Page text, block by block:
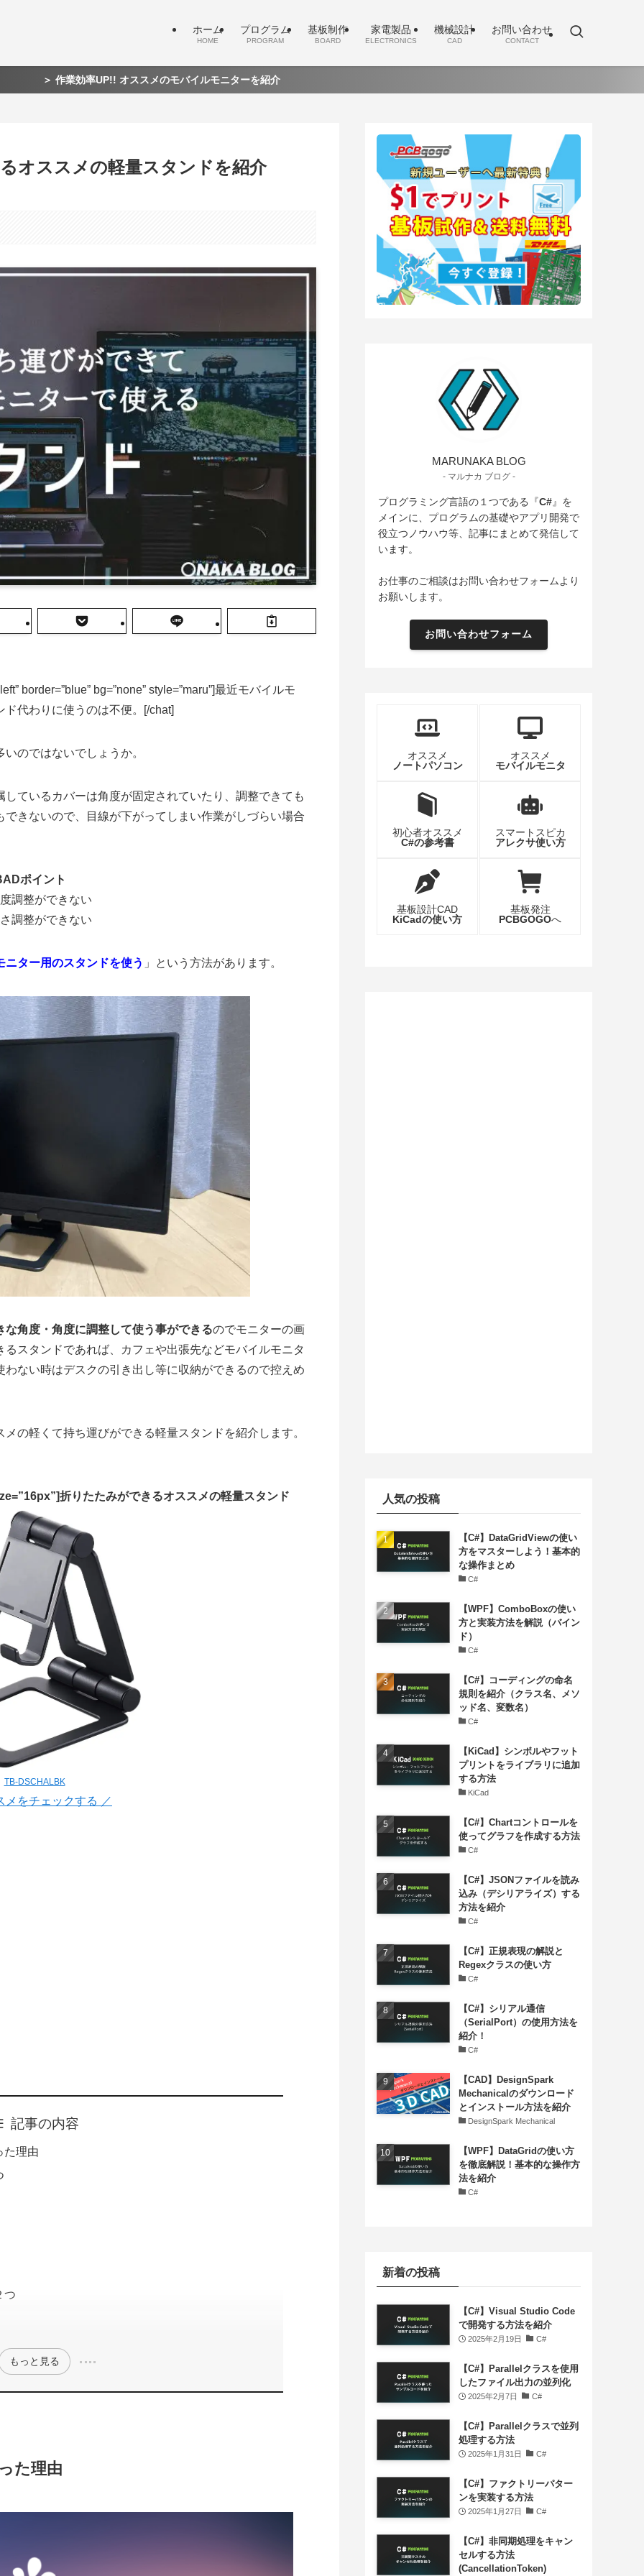
ホーム
HOME
プログラム
PROGRAM
基板制作
BOARD
家電製品
ELECTRONICS
機械設計
CAD
お問い合わせ
CONTACT
＞ 作業効率UP!! オススメのモバイルモニターを紹介
オススメの軽量スタンドを紹介
border=”blue” bg=”none” style=”maru”]最近モバイルモ
代わりに使うのは不便。[/chat]
のではないでしょうか。
ているカバーは角度が固定されていたり、調整できても
きないので、目線が下がってしまい作業がしづらい場合
ポイント
調整ができない
調整ができない
ニター用のスタンドを使う 」という方法があります。
な角度・角度に調整して使う事ができるのでモニターの画
スタンドであれば、カフェや出張先などモバイルモニタ
ない時はデスクの引き出し等に収納ができるので控えめ
の軽くて持ち運びができる軽量スタンドを紹介します。
折りたたみができるオススメの軽量スタンド
TB-DSCHALBK
メをチェックする ／
記事の内容
た理由
つ
もっと見る
た理由
MARUNAKA BLOG
- マルナカ ブログ -
プログラミング言語の１つである『C#』を
メインに、プログラムの基礎やアプリ開発で
役立つノウハウ等、記事にまとめて発信して
います。
お仕事のご相談はお問い合わせフォームより
お願いします。
お問い合わせフォーム
オススメ
ノートパソコン
オススメ
モバイルモニタ
初心者オススメ
C#の参考書
スマートスピカ
アレクサ使い方
基板設計CAD
KiCadの使い方
基板発注
PCBGOGOへ
人気の投稿
【C#】DataGridViewの使い
方をマスターしよう！基本的
な操作まとめ
C#
【WPF】ComboBoxの使い
方と実装方法を解説（バイン
ド）
C#
【C#】コーディングの命名
規則を紹介（クラス名、メソ
ッド名、変数名）
C#
【KiCad】シンボルやフット
プリントをライブラリに追加
する方法
KiCad
【C#】Chartコントロールを
使ってグラフを作成する方法
C#
【C#】JSONファイルを読み
込み（デシリアライズ）する
方法を紹介
C#
【C#】正規表現の解説と
Regexクラスの使い方
C#
【C#】シリアル通信
（SerialPort）の使用方法を
紹介！
C#
【CAD】DesignSpark
Mechanicalのダウンロード
とインストール方法を紹介
DesignSpark Mechanical
【WPF】DataGridの使い方
を徹底解説！基本的な操作方
法を紹介
C#
新着の投稿
【C#】Visual Studio Code
で開発する方法を紹介
2025年2月19日 C#
【C#】Parallelクラスを使用
したファイル出力の並列化
2025年2月7日 C#
【C#】Parallelクラスで並列
処理する方法
2025年1月31日 C#
【C#】ファクトリーパター
ンを実装する方法
2025年1月27日 C#
【C#】非同期処理をキャン
セルする方法
(CancellationToken)